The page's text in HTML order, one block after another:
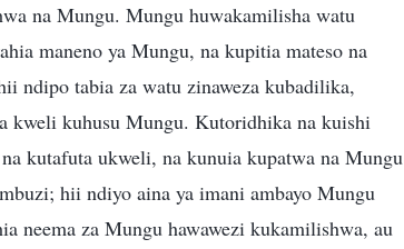
na Mungu. Mungu huwakamilisha watu
maneno ya Mungu, na kupitia mateso na
ndipo tabia za watu zinaweza kubadilika,
kweli kuhusu Mungu. Kutoridhika na kuishi
kutafuta ukweli, na kunuia kupatwa na Mungu
hii ndiyo aina ya imani ambayo Mungu
neema za Mungu hawawezi kukamilishwa, au